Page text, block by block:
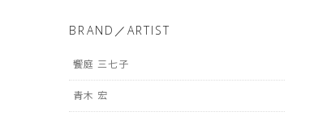
BRAND／ARTIST
饗庭 三七子
青木 宏